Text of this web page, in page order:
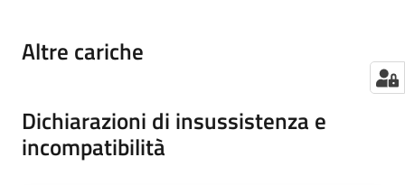
Altre cariche
Dichiarazioni di insussistenza e
incompatibilità